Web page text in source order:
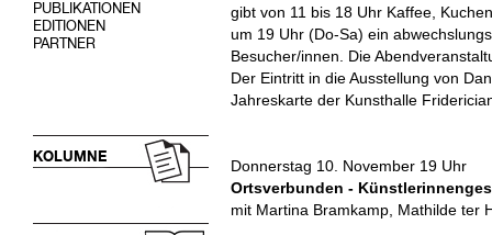
PUBLIKATIONEN
EDITIONEN
PARTNER
KOLUMNE
gibt von 11 bis 18 Uhr Kaffee,
um 19 Uhr (Do-Sa) ein
Besucher/innen. Die
Der Eintritt in die Ausstellung von
Jahreskarte der Kunsthalle
Donnerstag 10. November 19 Uhr
Ortsverbunden -
mit Martina Bramkamp, Mathilde ter